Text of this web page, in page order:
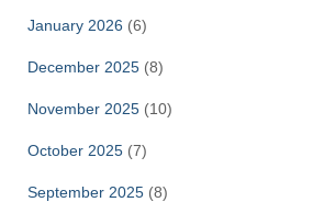
January 2026 (6)
December 2025 (8)
November 2025 (10)
October 2025 (7)
September 2025 (8)